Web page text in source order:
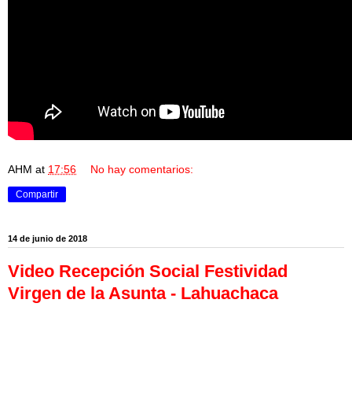
AHM at 17:56 No hay comentarios:
Compartir
14 de junio de 2018
Video Recepción Social Festividad
Virgen de la Asunta - Lahuachaca